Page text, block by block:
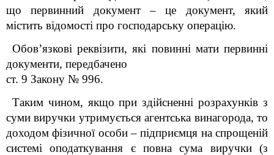
що первинний документ – це документ, який
містить відомості про господарську операцію.
Обов’язкові реквізити, які повинні мати первинні
документи, передбачено
ст. 9 Закону № 996.
Таким чином, якщо при здійсненні розрахунків з
суми виручки утримується агентська винагорода, то
доходом фізичної особи – підприємця на спрощеній
системі оподаткування є повна сума виручки (з